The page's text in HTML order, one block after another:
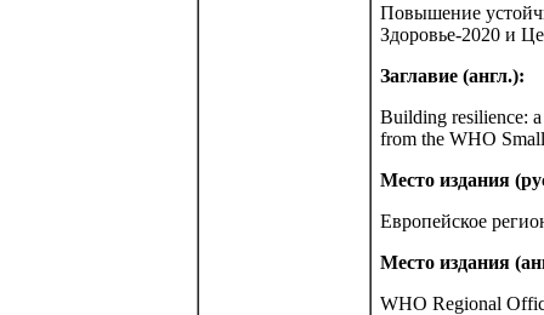
Повышение
Здоровье-2020 и
Заглавие (англ.):
Building resilience:
from the WHO
Место издания
Европейское
Место издания
WHO Regional